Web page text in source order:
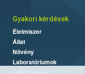
Gyakori kérdések
Élelmiszer
Állat
Növény
Laboratóriumok